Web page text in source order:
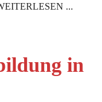
...
in